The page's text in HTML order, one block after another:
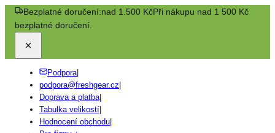
Bezplatné doručení:nad 1.500 KčPři nákupu nad 1 500 Kč
bezplatné doručení.
Podpora|
podpora@freshgear.cz
Doprava a platba|
Tabulka velikostí
Hodnocení obchodu